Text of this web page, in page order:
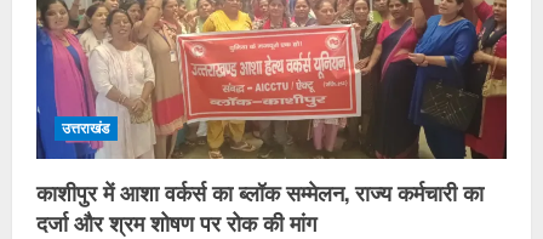
उत्तराखंड
काशीपुर में आशा वर्कर्स का ब्लॉक सम्मेलन, राज्य कर्मचारी का
दर्जा और श्रम शोषण पर रोक की मांग